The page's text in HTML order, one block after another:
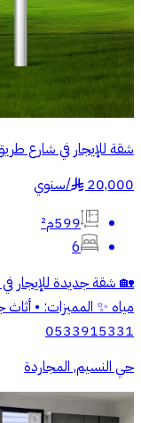
شقة للإيجار في شارع
20,000
§
/سنوي
599م²
6
🏡 شقة جديدة للإيجار
مياه ✨ المميزات: •
0533915331
حي النسيم, المجاردة